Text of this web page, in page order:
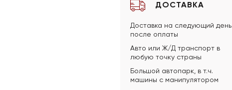
ДОСТАВКА
Доставка на следующий день
после оплаты
Авто или Ж/Д транспорт в
любую точку страны
Большой автопарк, в т.ч.
машины с манипулятором